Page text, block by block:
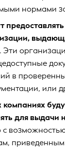
нормами
. Эти
в
или
компаниях
для выдачи
с
приведенным